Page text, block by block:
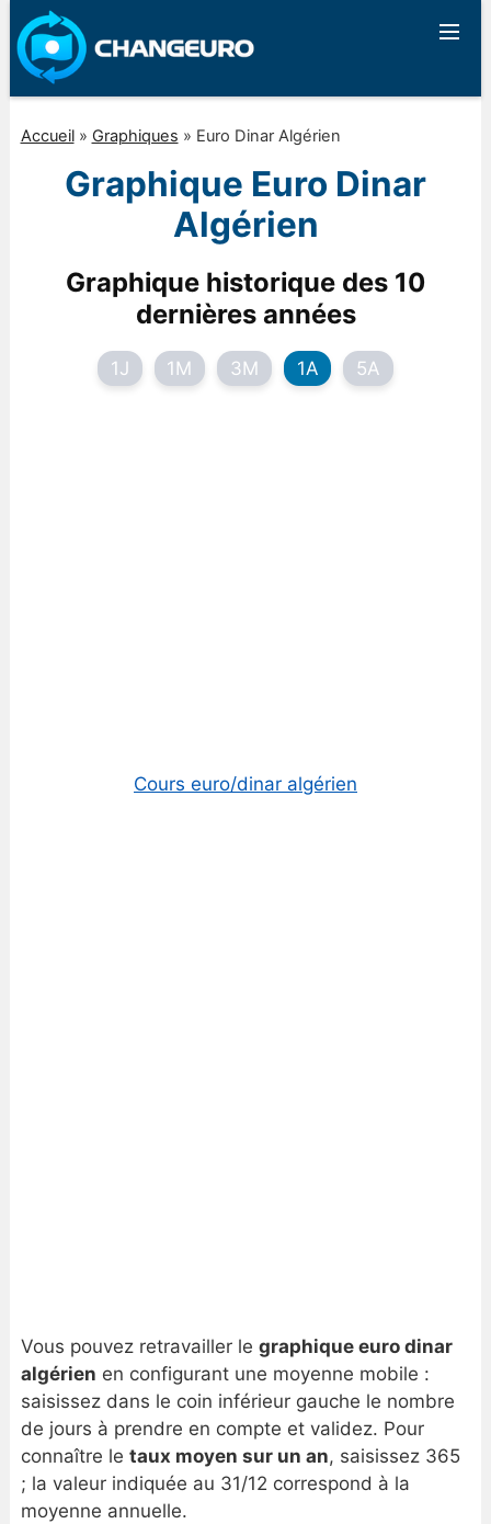
Accueil» Graphiques » Euro Dinar Algérien
Graphique Euro Dinar
Algérien
Graphique historique des 10
dernières années
1J 1M 3M 1A 5A
Cours euro/dinar algérien
Vous pouvez retravailler le graphique euro dinar
algérien en configurant une moyenne mobile :
saisissez dans le coin inférieur gauche le nombre
de jours à prendre en compte et validez. Pour
connaître le taux moyen sur un an, saisissez 365
; la valeur indiquée au 31/12 correspond à la
moyenne annuelle.